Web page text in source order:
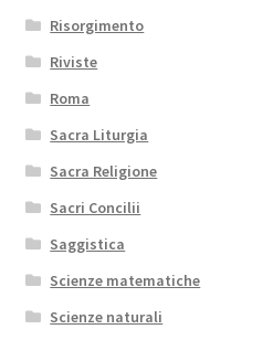
Risorgimento
Riviste
Roma
Sacra Liturgia
Sacra Religione
Sacri Concilii
Saggistica
Scienze matematiche
Scienze naturali